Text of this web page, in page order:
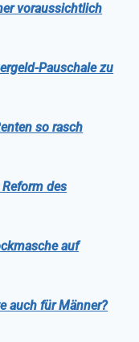
voraussichtlich
Pauschale zu
so rasch
des
auf
auch für Männer?